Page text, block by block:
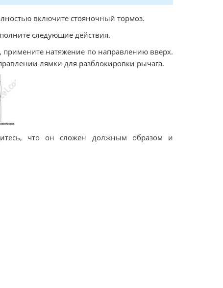
включите стояночный тормоз.
следующие действия.
натяжение по направлению вверх.
лямки для разблокировки рычага.
что он сложен должным образом и